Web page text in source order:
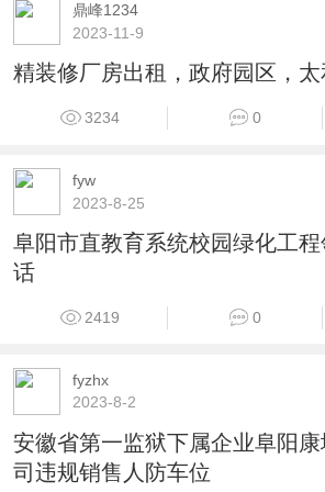
鼎峰1234
2023-11-9
精装修厂房出租，政府园区，
3234 0
fyw
2023-8-25
阜阳市直教育系统校园绿化工
话
2419 0
fyzhx
2023-8-2
安徽省第一监狱下属企业阜阳
司违规销售人防车位